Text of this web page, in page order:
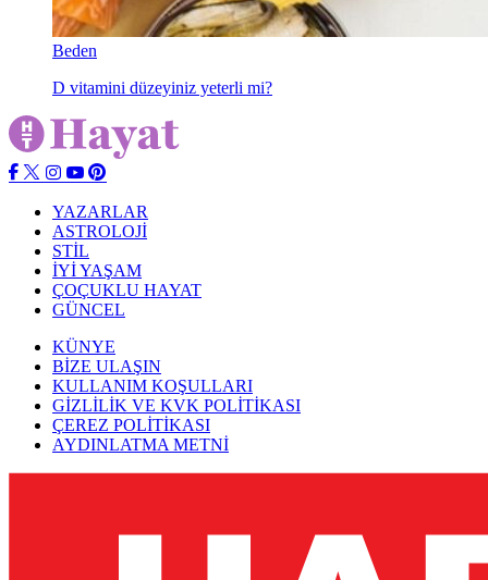
Beden
D vitamini düzeyiniz yeterli mi?
YAZARLAR
ASTROLOJİ
STİL
İYİ YAŞAM
ÇOÇUKLU HAYAT
GÜNCEL
KÜNYE
BİZE ULAŞIN
KULLANIM KOŞULLARI
GİZLİLİK VE KVK POLİTİKASI
ÇEREZ POLİTİKASI
AYDINLATMA METNİ